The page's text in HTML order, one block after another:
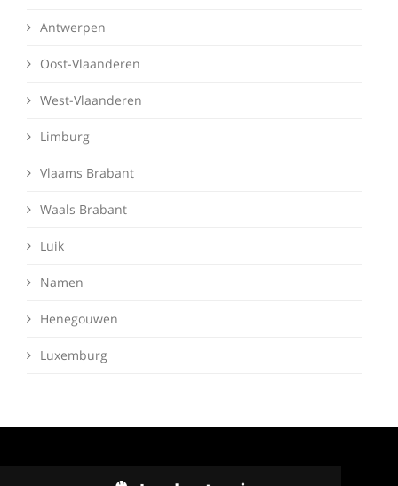
Antwerpen
Oost-Vlaanderen
West-Vlaanderen
Limburg
Vlaams Brabant
Waals Brabant
Luik
Namen
Henegouwen
Luxemburg